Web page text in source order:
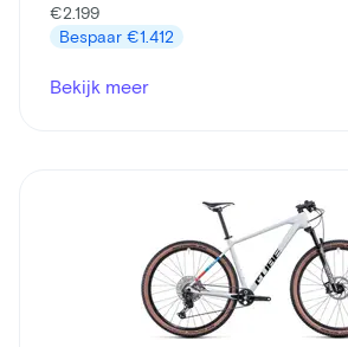
€2.199
Bespaar €1.412
Bekijk meer